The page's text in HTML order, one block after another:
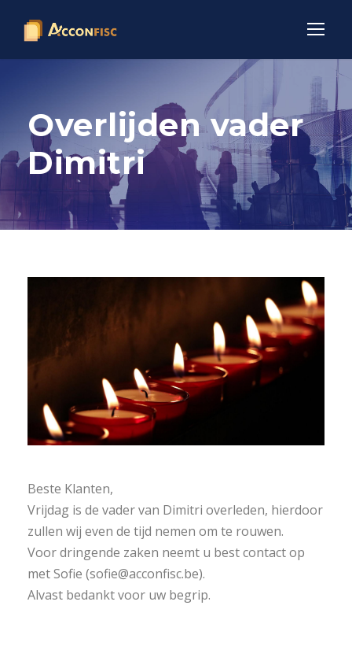
Overlijden vader
Dimitri
Beste Klanten,
Vrijdag is de vader van Dimitri overleden, hierdoor
zullen wij even de tijd nemen om te rouwen.
Voor dringende zaken neemt u best contact op
met Sofie (sofie@acconfisc.be).
Alvast bedankt voor uw begrip.